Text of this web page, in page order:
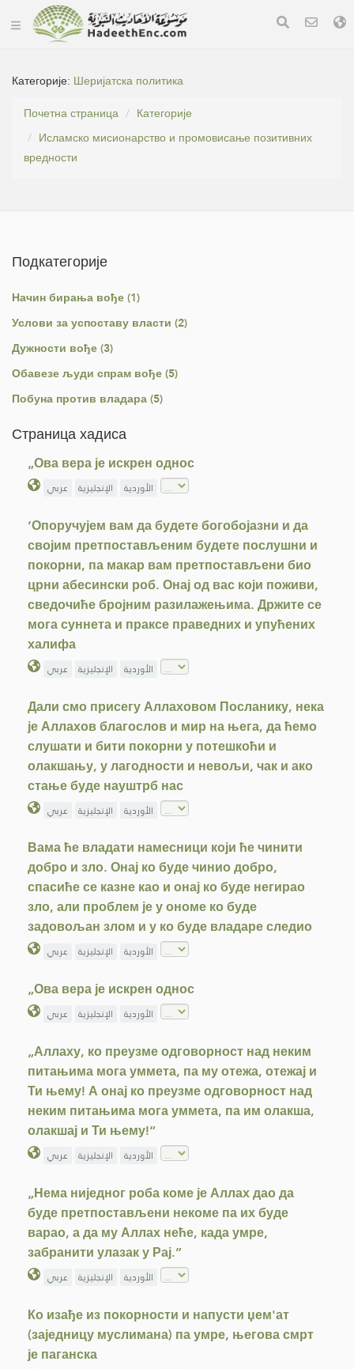
Категорије: Шеријатска политика
Почетна страница
Категорије
Исламско мисионарство и промовисање позитивних
вредности
Подкатегорије
Начин бирања вође (1)
Услови за успоставу власти (2)
Дужности вође (3)
Обавезе људи спрам вође (5)
Побуна против владара (5)
Страница хадиса
„Ова вера је искрен однос
عربي الإنجليزية الأوردية
‘Опоручујем вам да будете богобојазни и да
својим претпостављеним будете послушни и
покорни, па макар вам претпостављени био
црни абесински роб. Онај од вас који поживи,
сведочиће бројним разилажењима. Држите се
мога суннета и праксе праведних и упућених
халифа
عربي الإنجليزية الأوردية
Дали смо присегу Аллаховом Посланику, нека
је Аллахов благослов и мир на њега, да ћемо
слушати и бити покорни у потешкоћи и
олакшању, у лагодности и невољи, чак и ако
стање буде науштрб нас
عربي الإنجليزية الأوردية
Вама ће владати намесници који ће чинити
добро и зло. Онај ко буде чинио добро,
спасиће се казне као и онај ко буде негирао
зло, али проблем је у ономе ко буде
задовољан злом и у ко буде владаре следио
عربي الإنجليزية الأوردية
„Ова вера је искрен однос
عربي الإنجليزية الأوردية
„Аллаху, ко преузме одговорност над неким
питањима мога уммета, па му отежа, отежај и
Ти њему! А онај ко преузме одговорност над
неким питањима мога уммета, па им олакша,
олакшај и Ти њему!“
عربي الإنجليزية الأوردية
„Нема ниједног роба коме је Аллах дао да
буде претпостављени некоме па их буде
варао, а да му Аллах неће, када умре,
забранити улазак у Рај.”
عربي الإنجليزية الأوردية
Ко изађе из покорности и напусти џем'ат
(заједницу муслимана) па умре, његова смрт
је паганска